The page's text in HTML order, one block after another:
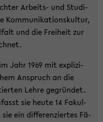
Arbeits-​ und Stu­di­
Kom­mu­ni­ka­ti­ons­kul­tur,
und die Frei­heit zur
Jahr 1969 mit ex­pli­zi­
An­spruch an die
Lehre ge­grün­det.
sie heute 14 Fa­kul­
ein dif­fe­ren­zier­tes Fä­